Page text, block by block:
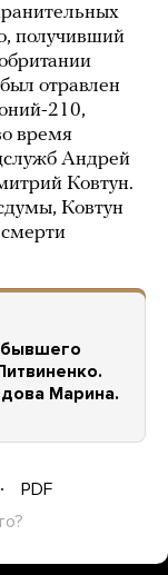
получивший
отравлен
210,
время
Андрей
Ковтун.
Ковтун
смерти
бывшего
Марина.
PDF